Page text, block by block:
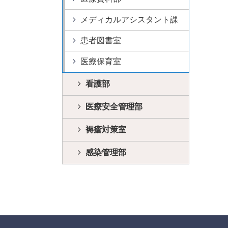
メディカルアシスタント課
患者図書室
医療保育室
看護部
医療安全管理部
褥瘡対策室
感染管理部